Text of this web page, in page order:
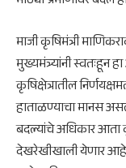
माजी कृषिमंत्री
मुख्यमंत्र्यांनी स्वतःहून
कृषिक्षेत्रातील
हाताळण्याचा मानस
बदल्यांचे अधिकार आता
देखरेखीखाली येणार